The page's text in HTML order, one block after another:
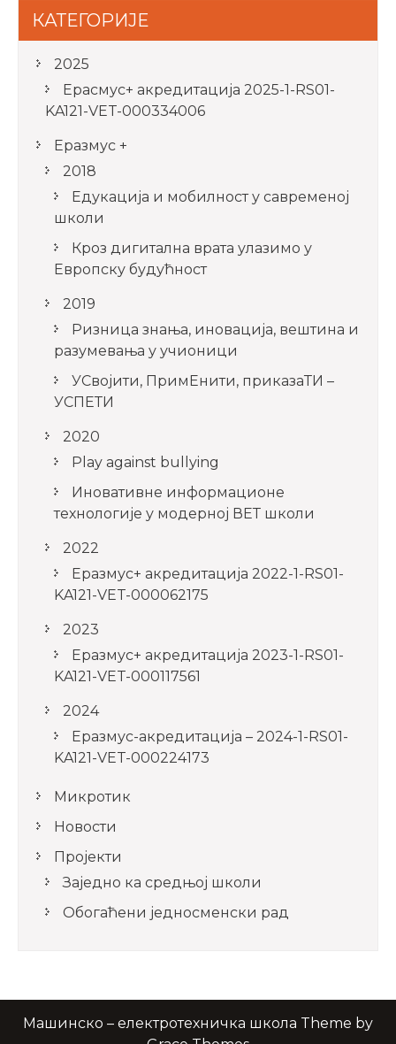
КАТЕГОРИЈЕ
2025
Ерасмус+ акредитацијa 2025-1-RS01-
KA121-VET-000334006
Еразмус +
2018
Едукација и мобилност у савременој
школи
Кроз дигитална врата улазимо у
Европску будућност
2019
Ризница знања, иновација, вештина и
разумевања у учионици
УСвојити, ПримЕнити, приказаТИ –
УСПЕТИ
2020
Play against bullying
Иновативне информационе
технологије у модерној ВЕТ школи
2022
Еразмус+ акредитација 2022-1-RS01-
KA121-VET-000062175
2023
Еразмус+ акредитација 2023-1-RS01-
KA121-VET-000117561
2024
Еразмус-акредитација – 2024-1-RS01-
KA121-VET-000224173
Микротик
Новости
Пројекти
Заједно ка средњој школи
Обогаћени једносменски рад
Машинско – електротехничка школа Theme by